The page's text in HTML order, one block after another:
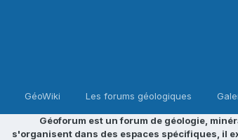
GéoWiki Les forums géologiques
Géoforum est un forum de géologie,
s'organisent dans des espaces spécifiques, il